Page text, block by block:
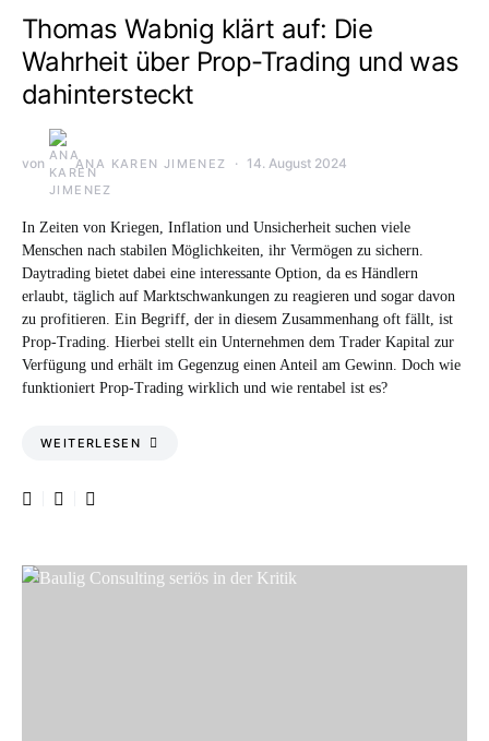
Thomas Wabnig klärt auf: Die
Wahrheit über Prop-Trading und was
dahintersteckt
von ANA KAREN JIMENEZ 14. August 2024
In Zeiten von Kriegen, Inflation und Unsicherheit suchen viele
Menschen nach stabilen Möglichkeiten, ihr Vermögen zu sichern.
Daytrading bietet dabei eine interessante Option, da es Händlern
erlaubt, täglich auf Marktschwankungen zu reagieren und sogar davon
zu profitieren. Ein Begriff, der in diesem Zusammenhang oft fällt, ist
Prop-Trading. Hierbei stellt ein Unternehmen dem Trader Kapital zur
Verfügung und erhält im Gegenzug einen Anteil am Gewinn. Doch wie
funktioniert Prop-Trading wirklich und wie rentabel ist es?
WEITERLESEN